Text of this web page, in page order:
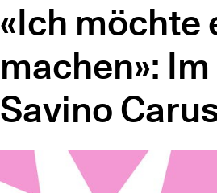
«Ich möchte
machen»:
Savino